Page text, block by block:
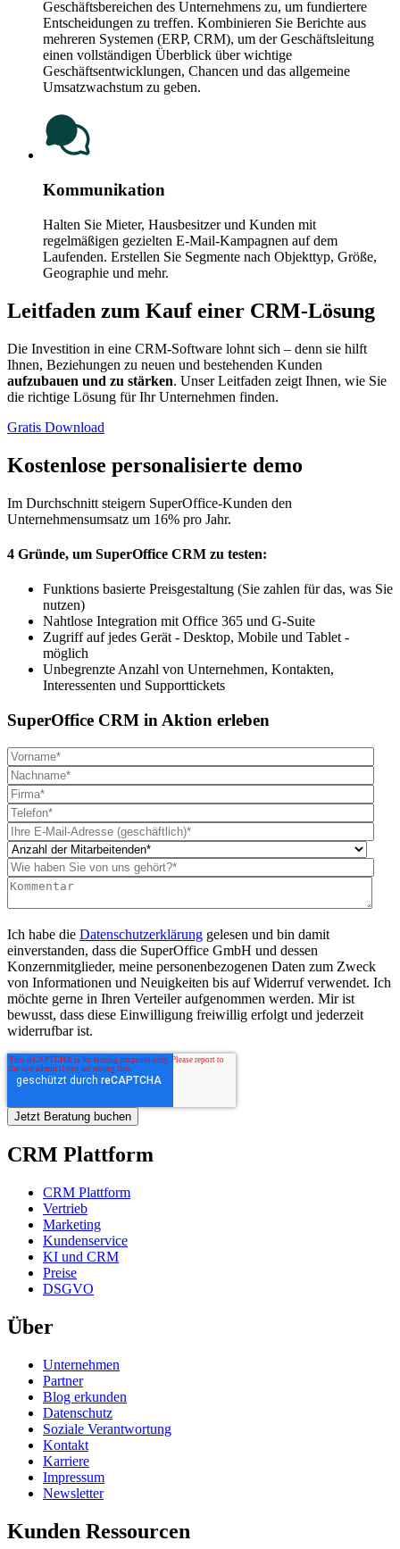
Geschäftsbereichen des Unternehmens zu, um fundiertere
Entscheidungen zu treffen. Kombinieren Sie Berichte aus
mehreren Systemen (ERP, CRM), um der Geschäftsleitung
einen vollständigen Überblick über wichtige
Geschäftsentwicklungen, Chancen und das allgemeine
Umsatzwachstum zu geben.
Kommunikation
Halten Sie Mieter, Hausbesitzer und Kunden mit
regelmäßigen gezielten E-Mail-Kampagnen auf dem
Laufenden. Erstellen Sie Segmente nach Objekttyp, Größe,
Geographie und mehr.
Leitfaden zum Kauf einer CRM-Lösung
Die Investition in eine CRM-Software lohnt sich – denn sie hilft
Ihnen, Beziehungen zu neuen und bestehenden Kunden
aufzubauen und zu stärken. Unser Leitfaden zeigt Ihnen, wie Sie
die richtige Lösung für Ihr Unternehmen finden.
Gratis Download
Kostenlose personalisierte demo
Im Durchschnitt steigern SuperOffice-Kunden den
Unternehmensumsatz um 16% pro Jahr.
4 Gründe, um SuperOffice CRM zu testen:
Funktions basierte Preisgestaltung (Sie zahlen für das, was Sie
nutzen)
Nahtlose Integration mit Office 365 und G-Suite
Zugriff auf jedes Gerät - Desktop, Mobile und Tablet -
möglich
Unbegrenzte Anzahl von Unternehmen, Kontakten,
Interessenten und Supporttickets
SuperOffice CRM in Aktion erleben
Ich habe die Datenschutzerklärung gelesen und bin damit
einverstanden, dass die SuperOffice GmbH und dessen
Konzernmitglieder, meine personenbezogenen Daten zum Zweck
von Informationen und Neuigkeiten bis auf Widerruf verwendet. Ich
möchte gerne in Ihren Verteiler aufgenommen werden. Mir ist
bewusst, dass diese Einwilligung freiwillig erfolgt und jederzeit
widerrufbar ist.
CRM Plattform
CRM Plattform
Vertrieb
Marketing
Kundenservice
KI und CRM
Preise
DSGVO
Über
Unternehmen
Partner
Blog erkunden
Datenschutz
Soziale Verantwortung
Kontakt
Karriere
Impressum
Newsletter
Kunden Ressourcen